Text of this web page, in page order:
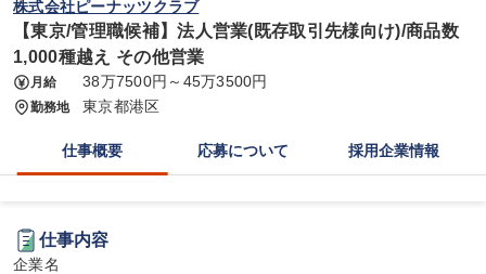
株式会社ピーナッツクラブ
【東京/管理職候補】法人営業(既存取引先様向け)/商品数
1,000種越え その他営業
月給 38万7500円～45万3500円
勤務地 東京都港区
仕事概要 応募について 採用企業情報
仕事内容
企業名